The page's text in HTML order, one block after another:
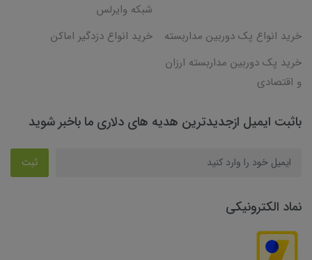
شبکه وایرلس
خرید انواع پک دوربین مداربسته
خرید انواع دزدگیر اماکن
خرید پک دوربین مداربسته ارزان
و اقتصادی
باثبت ایمیل ازجدیدترین هدیه های دلاری ما باخبر شوید
ثبت
نماد الکترونیکی